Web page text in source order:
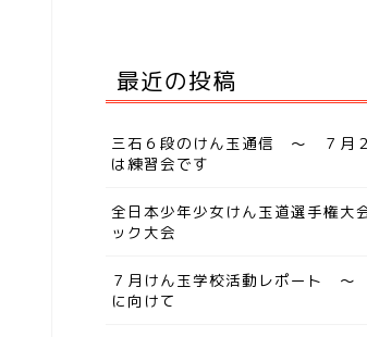
最近の投稿
三石６段のけん玉通信 ～ ７月２
は練習会です
全日本少年少女けん玉道選手権大
ック大会
７月けん玉学校活動レポート ～
に向けて